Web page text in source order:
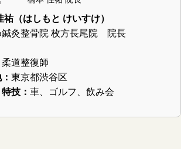
祐（はしもと けいすけ）
鍼灸整骨院 枚方長尾院 院長
柔道整復師
東京都渋谷区
技： 車、ゴルフ、飲み会